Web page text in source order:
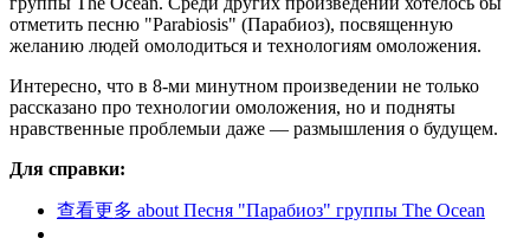
отметить песню "Parabiosis" (Парабиоз), посвященную
желанию людей омолодиться и технологиям омоложения.
Интересно, что в 8-ми минутном произведении не только
рассказано про технологии омоложения, но и подняты
нравственные проблемыи даже — размышления о будущем.
Для справки:
查看更多 about Песня "Парабиоз" группы The Ocean